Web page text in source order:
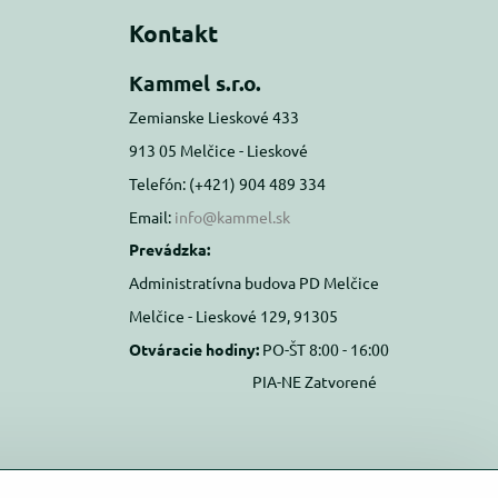
Kontakt
Kammel s.r.o.
Zemianske Lieskové 433
913 05 Melčice - Lieskové
Telefón: (+421) 904 489 334
Email: info@kammel.sk
Prevádzka:
Administratívna budova PD Melčice
Melčice - Lieskové 129, 91305
Otváracie hodiny: PO-ŠT 8:00 - 16:00
PIA-NE Zatvorené